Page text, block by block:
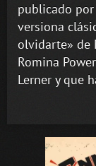
publicado
versiona
olvidarte» de
Romina
Lerner y que